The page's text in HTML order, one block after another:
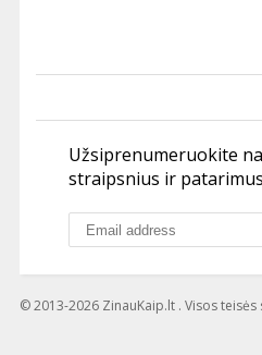
Užsiprenumeruokite
straipsnius ir patarimus
© 2013-2026 ZinauKaip.lt . Visos